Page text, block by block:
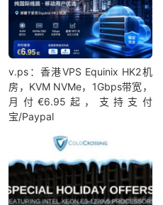
v.ps：香港VPS Equinix HK2机
房，KVM NVMe，1Gbps带宽，
月付€6.95起，支持支付
宝/Paypal